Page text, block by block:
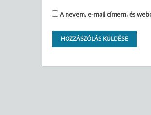
A nevem, e-mail címem, és